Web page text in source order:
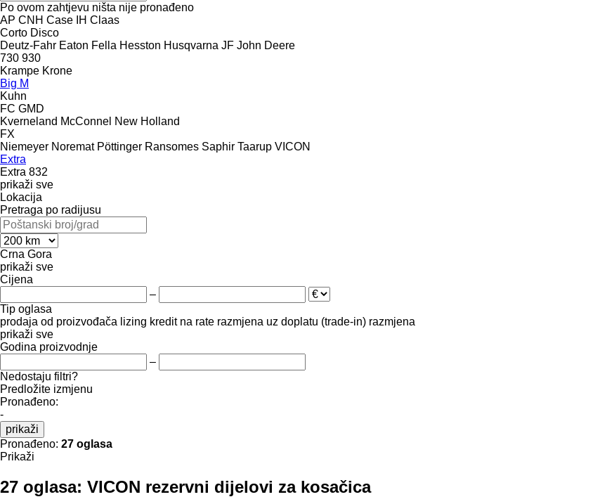
Po ovom zahtjevu ništa nije pronađeno
AP CNH Case IH Claas
Corto Disco
Deutz-Fahr Eaton Fella Hesston Husqvarna JF John Deere
730 930
Krampe Krone
Big M
Kuhn
FC GMD
Kverneland McConnel New Holland
FX
Niemeyer Noremat Pöttinger Ransomes Saphir Taarup VICON
Extra
Extra 832
prikaži sve
Lokacija
Pretraga po radijusu
Crna Gora
prikaži sve
Cijena
–
Tip oglasa
prodaja od proizvođača lizing kredit na rate razmjena uz doplatu (trade-in) razmjena
prikaži sve
Godina proizvodnje
–
Nedostaju filtri?
Predložite izmjenu
Pronađeno:
-
prikaži
Pronađeno: 27 oglasa
Prikaži
27 oglasa: VICON rezervni dijelovi za kosačica